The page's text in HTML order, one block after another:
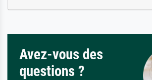
Avez-vous des
questions ?